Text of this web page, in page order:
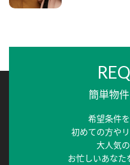
簡単物
希望条件
初めての方や
大人気
お忙しいあなた